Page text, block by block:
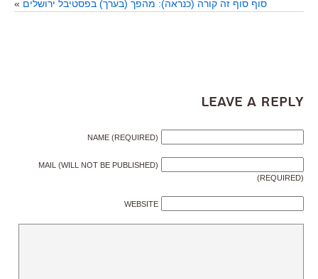
סוף סוף זה קורה (כנראה): מהפך (בערך) בפסטיבל ירושלים »
Leave a Reply
NAME (REQUIRED)
MAIL (WILL NOT BE PUBLISHED)
(REQUIRED)
WEBSITE